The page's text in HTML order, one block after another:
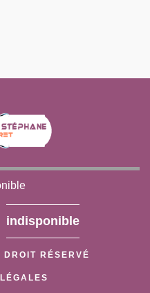
indisponible
RÉSERVÉ